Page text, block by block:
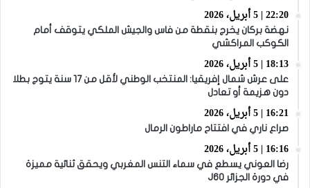
22:20 | 5 أبريل، 2026
نهضة بركان يخرج بنقطة من فاس والجيش الملكي يتوقف أمام
الكوكب المراكشي
18:13 | 5 أبريل، 2026
على عرش شمال إفريقيا: المنتخب الوطني لأقل من 17 سنة يتوج بطلا
دون هزيمة أو تعادل
16:21 | 5 أبريل، 2026
صراع ناري في افتتاح ماراطون الرمال
16:16 | 5 أبريل، 2026
رضا العوني يسطع في سماء التنس المغربي ويحقق ثنائية مميزة
في دورة الجزائر J60